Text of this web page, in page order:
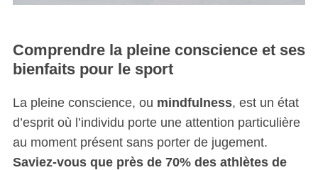
Comprendre la pleine conscience et ses
bienfaits pour le sport
La pleine conscience, ou mindfulness, est un état
d’esprit où l’individu porte une attention particulière
au moment présent sans porter de jugement.
Saviez-vous que près de 70% des athlètes de